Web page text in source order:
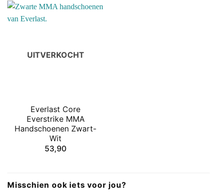
UITVERKOCHT
Everlast Core
Everstrike MMA
Handschoenen Zwart-
Wit
53,90
Misschien ook iets voor jou?